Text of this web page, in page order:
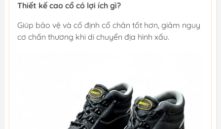
Thiết kế cao cổ có lợi ích gì?
Giúp bảo vệ và cố định cổ chân tốt hơn, giảm nguy
cơ chấn thương khi di chuyển địa hình xấu.